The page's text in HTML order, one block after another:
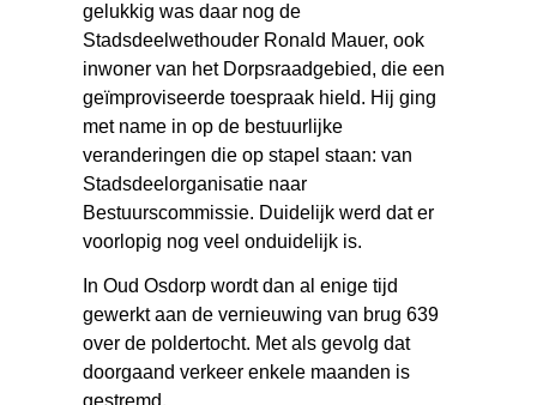
gelukkig was daar nog de
Stadsdeelwethouder Ronald Mauer, ook
inwoner van het Dorpsraadgebied, die een
geïmproviseerde toespraak hield. Hij ging
met name in op de bestuurlijke
veranderingen die op stapel staan: van
Stadsdeelorganisatie naar
Bestuurscommissie. Duidelijk werd dat er
voorlopig nog veel onduidelijk is.
In Oud Osdorp wordt dan al enige tijd
gewerkt aan de vernieuwing van brug 639
over de poldertocht. Met als gevolg dat
doorgaand verkeer enkele maanden is